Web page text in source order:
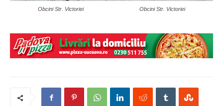
Obcini Str. Victoriei Obcini Str. Victoriei